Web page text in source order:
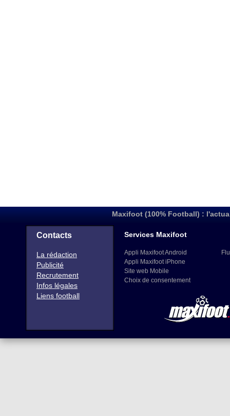
Maxifoot (100% Football) :
Contacts
La rédaction
Publicité
Recrutement
Infos légales
Liens football
Services Maxifoot
Appli Maxifoot Android
Appli Maxifoot iPhone
Site web Mobile
Choix de consentement